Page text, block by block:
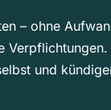
– ohne
Verpflichtungen.
und